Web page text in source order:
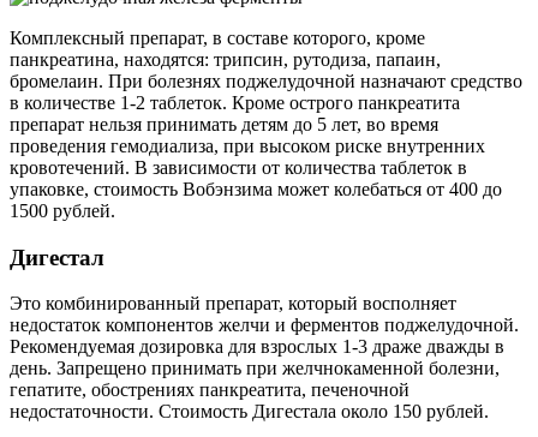
Комплексный препарат, в составе которого, кроме
панкреатина, находятся: трипсин, рутодиза, папаин,
бромелаин. При болезнях поджелудочной назначают средство
в количестве 1-2 таблеток. Кроме острого панкреатита
препарат нельзя принимать детям до 5 лет, во время
проведения гемодиализа, при высоком риске внутренних
кровотечений. В зависимости от количества таблеток в
упаковке, стоимость Вобэнзима может колебаться от 400 до
1500 рублей.
Дигестал
Это комбинированный препарат, который восполняет
недостаток компонентов желчи и ферментов поджелудочной.
Рекомендуемая дозировка для взрослых 1-3 драже дважды в
день. Запрещено принимать при желчнокаменной болезни,
гепатите, обострениях панкреатита, печеночной
недостаточности. Стоимость Дигестала около 150 рублей.